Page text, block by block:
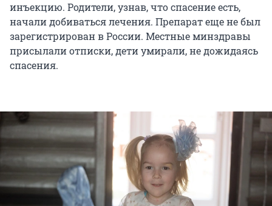
инъекцию. Родители, узнав, что спасение есть,
начали добиваться лечения. Препарат еще не был
зарегистрирован в России. Местные минздравы
присылали отписки, дети умирали, не дожидаясь
спасения.